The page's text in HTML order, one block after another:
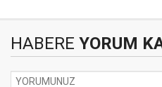
HABERE YORUM